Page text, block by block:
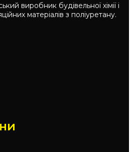
виробник будівельної хімії і
матеріалів з поліуретану.